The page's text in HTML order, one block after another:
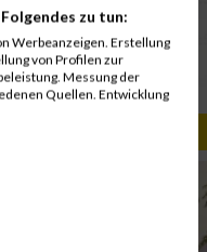
zu tun:
Werbeanzeigen. Erstellung
von Profilen zur
Messung der
Quellen. Entwicklung